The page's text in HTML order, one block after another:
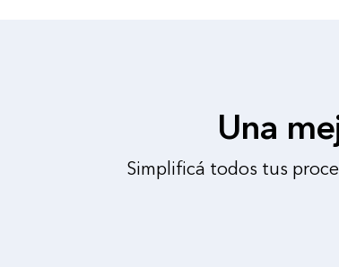
Una
Simplificá todos tus